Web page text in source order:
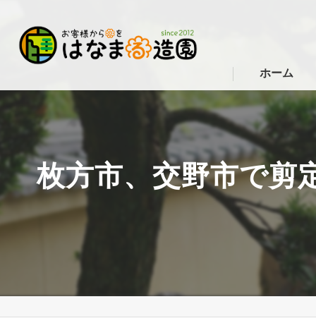
ホーム
枚方市、交野市で